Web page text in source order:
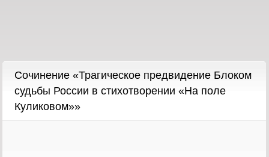
Cочинение «Трагическое предвидение Блоком
судьбы России в стихотворении «На поле
Куликовом»»